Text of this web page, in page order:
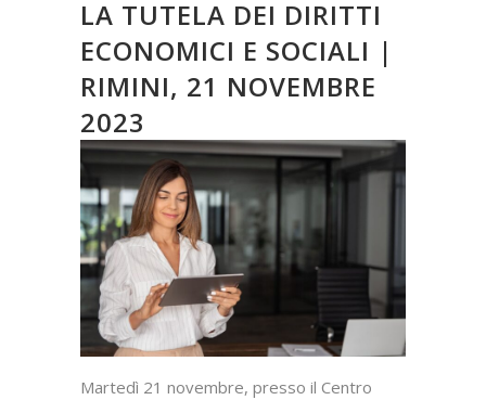
LA TUTELA DEI DIRITTI
ECONOMICI E SOCIALI |
RIMINI, 21 NOVEMBRE
2023
Martedì 21 novembre, presso il Centro